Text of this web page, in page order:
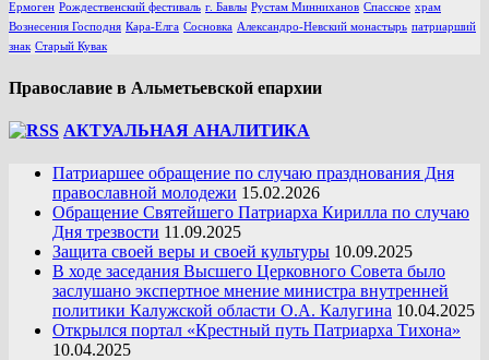
Ермоген Рождественский фестиваль г. Бавлы Рустам Минниханов Спасское храм
Вознесения Господня Кара-Елга Сосновка Александро-Невский монастырь патриарший
знак Старый Кувак
Православие в Альметьевской епархии
АКТУАЛЬНАЯ АНАЛИТИКА
Патриаршее обращение по случаю празднования Дня
православной молодежи 15.02.2026
Обращение Святейшего Патриарха Кирилла по случаю
Дня трезвости 11.09.2025
Защита своей веры и своей культуры 10.09.2025
В ходе заседания Высшего Церковного Совета было
заслушано экспертное мнение министра внутренней
политики Калужской области О.А. Калугина 10.04.2025
Открылся портал «Крестный путь Патриарха Тихона»
10.04.2025